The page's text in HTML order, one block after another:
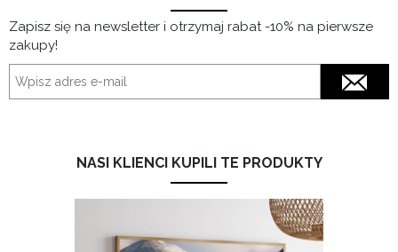
Zapisz się na newsletter i otrzymaj rabat -10% na pierwsze
zakupy!
NASI KLIENCI KUPILI TE PRODUKTY